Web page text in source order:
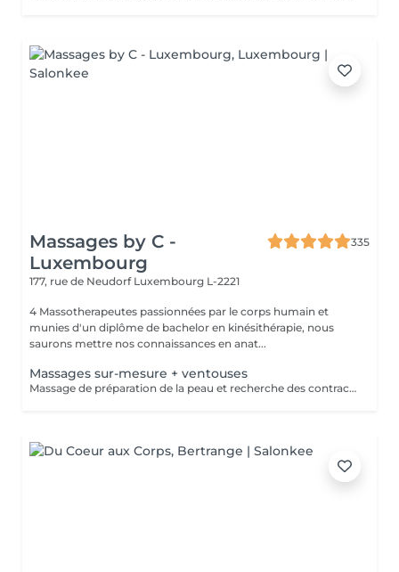
Massages by C -
Luxembourg
335
177, rue de Neudorf Luxembourg L-2221
4 Massotherapeutes passionnées par le corps humain et
munies d'un diplôme de bachelor en kinésithérapie, nous
saurons mettre nos connaissances en anat...
Massages sur-mesure + ventouses
Massage de préparation de la peau et recherche des contractures suivis pas la pose des ventouses. Le vide est créé à l'aide d'une flamme, aucune sensation de chaud n'est ressentie durant le procédé et la technique est peu douloureuse. Le but de la cupping therapy est de soulager les tensions musculaires tout en promouvant la circulation sanguine et lymphatique.